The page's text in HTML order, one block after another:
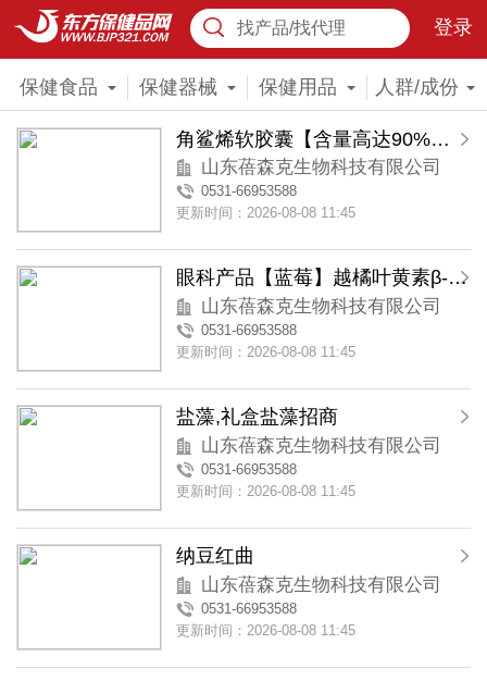
找产品/找代理 登录
保健食品 保健器械 保健用品 人群/成份
角鲨烯软胶囊【含量高达90%】礼盒装
山东蓓森克生物科技有限公司
0531-66953588
更新时间：2026-08-08 11:45
眼科产品【蓝莓】越橘叶黄素β-胡萝卜素胶囊
山东蓓森克生物科技有限公司
0531-66953588
更新时间：2026-08-08 11:45
盐藻,礼盒盐藻招商
山东蓓森克生物科技有限公司
0531-66953588
更新时间：2026-08-08 11:45
纳豆红曲
山东蓓森克生物科技有限公司
0531-66953588
更新时间：2026-08-08 11:45